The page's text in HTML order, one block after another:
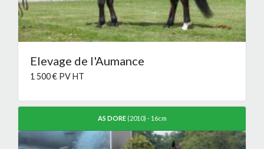
Elevage de l'Aumance
1 500 € PV HT
AS DORE(2010) - 16cm